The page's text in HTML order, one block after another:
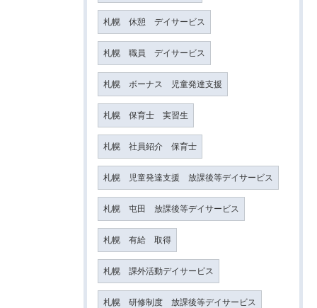
札幌 休憩 デイサービス
札幌 職員 デイサービス
札幌 ボーナス 児童発達支援
札幌 保育士 実習生
札幌 社員紹介 保育士
札幌 児童発達支援 放課後等デイサービス
札幌 屯田 放課後等デイサービス
札幌 有給 取得
札幌 課外活動デイサービス
札幌 研修制度 放課後等デイサービス